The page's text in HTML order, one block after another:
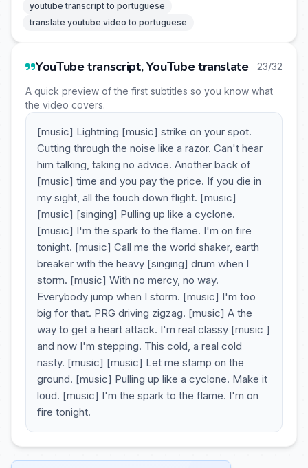
youtube transcript to portuguese
translate youtube video to portuguese
YouTube transcript, YouTube translate 23/32
A quick preview of the first subtitles so you know what
the video covers.
[music] Lightning [music] strike on your spot.
Cutting through the noise like a razor. Can't hear
him talking, taking no advice. Another back of
[music] time and you pay the price. If you die in
my sight, all the touch down flight. [music]
[music] [singing] Pulling up like a cyclone.
[music] I'm the spark to the flame. I'm on fire
tonight. [music] Call me the world shaker, earth
breaker with the heavy [singing] drum when I
storm. [music] With no mercy, no way.
Everybody jump when I storm. [music] I'm too
big for that. PRG driving zigzag. [music] A the
way to get a heart attack. I'm real classy [music ]
and now I'm stepping. This cold, a real cold
nasty. [music] [music] Let me stamp on the
ground. [music] Pulling up like a cyclone. Make it
loud. [music] I'm the spark to the flame. I'm on
fire tonight.